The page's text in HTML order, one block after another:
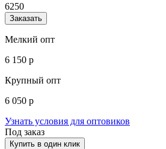
6250
Заказать
Мелкий опт
6 150 р
Крупный опт
6 050 р
Узнать условия для оптовиков
Под заказ
Купить в один клик